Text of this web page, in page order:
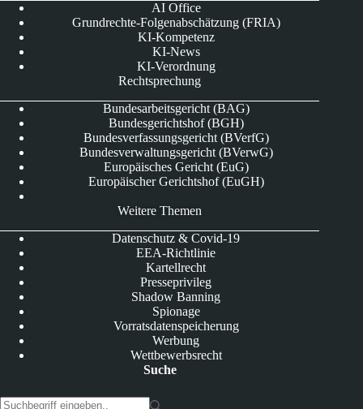
AI Office
Grundrechte-Folgenabschätzung (FRIA)
KI-Kompetenz
KI-News
KI-Verordnung
Rechtsprechung
Bundesarbeitsgericht (BAG)
Bundesgerichtshof (BGH)
Bundesverfassungsgericht (BVerfG)
Bundesverwaltungsgericht (BVerwG)
Europäisches Gericht (EuG)
Europäischer Gerichtshof (EuGH)
Weitere Themen
Datenschutz & Covid-19
EEA-Richtlinie
Kartellrecht
Presseprivileg
Shadow Banning
Spionage
Vorratsdatenspeicherung
Werbung
Wettbewerbsrecht
Suche